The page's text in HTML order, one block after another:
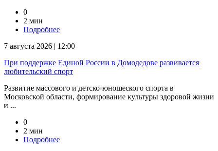
0
2 мин
Подробнее
7 августа 2026 | 12:00
При поддержке Единой России в Домодедове развивается
любительский спорт
Развитие массового и детско-юношеского спорта в
Московской области, формирование культуры здоровой жизни
и ...
0
2 мин
Подробнее